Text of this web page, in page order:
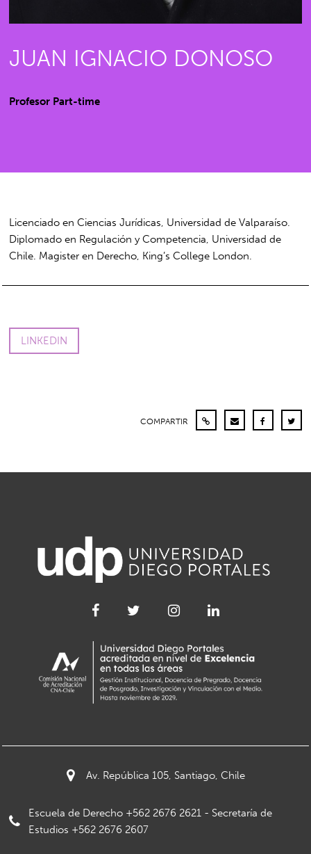
JUAN IGNACIO DONOSO
Profesor Part-time
Licenciado en Ciencias Jurídicas, Universidad de Valparaíso.
Diplomado en Regulación y Competencia, Universidad de
Chile. Magister en Derecho, King’s College London.
LINKEDIN
COMPARTIR
Av. República 105, Santiago, Chile
Escuela de Derecho +562 2676 2621 - Secretaría de
Estudios +562 2676 2607